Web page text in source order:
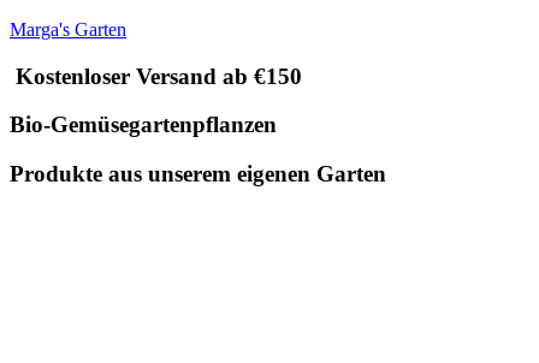
Marga's Garten
Kostenloser Versand ab €150
Bio-Gemüsegartenpflanzen
Produkte aus unserem eigenen Garten